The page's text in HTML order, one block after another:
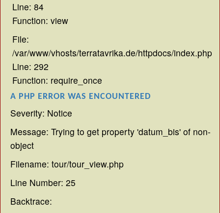
Line: 84
Function: view
File:
/var/www/vhosts/terratavrika.de/httpdocs/index.php
Line: 292
Function: require_once
A PHP ERROR WAS ENCOUNTERED
Severity: Notice
Message: Trying to get property 'datum_bis' of non-
object
Filename: tour/tour_view.php
Line Number: 25
Backtrace: